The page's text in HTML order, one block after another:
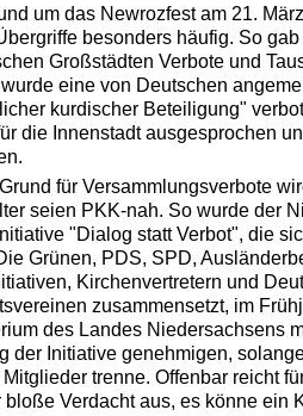
um das Newrozfest am 21.
besonders häufig. So
Großstädten Verbote und
eine von Deutschen
kurdischer Beteiligung"
die Innenstadt ausgesprochen
für Versammlungsverbote
seien PKK-nah. So wurde der
"Dialog statt Verbot", die
Grünen, PDS, SPD,
Kirchenvertretern und
zusammensetzt, im
des Landes Niedersachsens
der Initiative genehmigen,
trenne. Offenbar reicht
Verdacht aus, es könne ein